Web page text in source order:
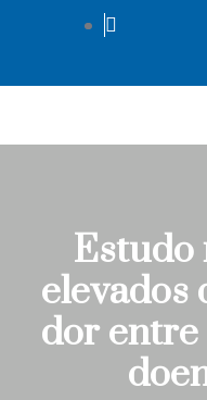
Estudo
elevados
dor entre